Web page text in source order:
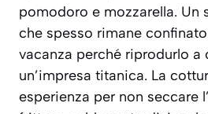
pomodoro e mozzarella. Un
che spesso rimane
vacanza perché riprodurlo a
un’impresa titanica. La
esperienza per non seccare